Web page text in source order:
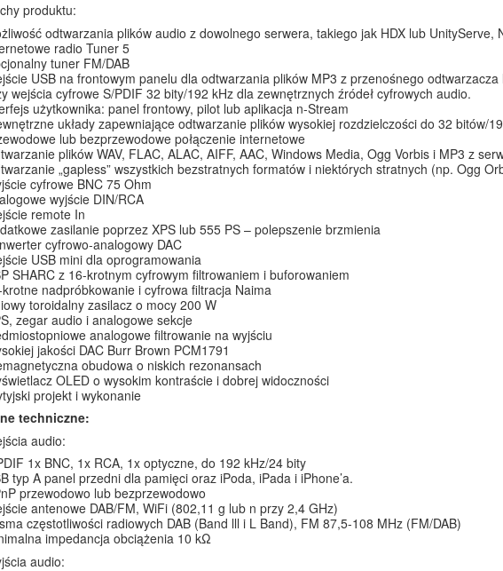
produktu:
odtwarzania plików audio z dowolnego serwera, takiego jak HDX lub UnityServe,
radio Tuner 5
tuner FM/DAB
USB na frontowym panelu dla odtwarzania plików MP3 z przenośnego odtwarzacza
wejścia cyfrowe S/PDIF 32 bity/192 kHz dla zewnętrznych źródeł cyfrowych audio.
użytkownika: panel frontowy, pilot lub aplikacja n-Stream
układy zapewniające odtwarzanie plików wysokiej rozdzielczości do 32 bitów/
lub bezprzewodowe połączenie internetowe
plików WAV, FLAC, ALAC, AIFF, AAC, Windows Media, Ogg Vorbis i MP3 z
„gapless” wszystkich bezstratnych formatów i niektórych stratnych (np. Ogg
cyfrowe BNC 75 Ohm
wyjście DIN/RCA
remote In
zasilanie poprzez XPS lub 555 PS – polepszenie brzmienia
cyfrowo-analogowy DAC
USB mini dla oprogramowania
SHARC z 16-krotnym cyfrowym filtrowaniem i buforowaniem
krotne nadpróbkowanie i cyfrowa filtracja Naima
toroidalny zasilacz o mocy 200 W
zegar audio i analogowe sekcje
analogowe filtrowanie na wyjściu
jakości DAC Burr Brown PCM1791
obudowa o niskich rezonansach
OLED o wysokim kontraście i dobrej widoczności
projekt i wykonanie
techniczne:
audio:
1x BNC, 1x RCA, 1x optyczne, do 192 kHz/24 bity
typ A panel przedni dla pamięci oraz iPoda, iPada i iPhone’a.
przewodowo lub bezprzewodowo
antenowe DAB/FM, WiFi (802,11 g lub n przy 2,4 GHz)
częstotliwości radiowych DAB (Band lll i L Band), FM 87,5-108 MHz (FM/DAB)
impedancja obciążenia 10 kΩ
audio: